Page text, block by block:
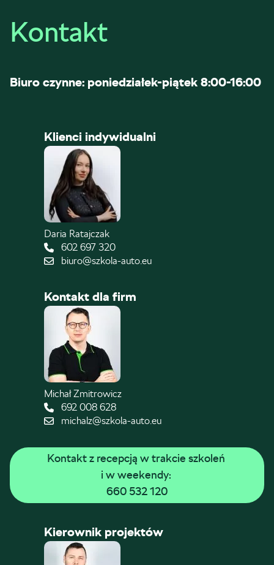
Kontakt
Biuro czynne: poniedziałek-piątek 8:00-16:00
Klienci indywidualni
Daria Ratajczak
602 697 320
biuro@szkola-auto.eu
Kontakt dla firm
Michał Zmitrowicz
692 008 628
michalz@szkola-auto.eu
Kontakt z recepcją w trakcie szkoleń
i w weekendy:
660 532 120
Kierownik projektów